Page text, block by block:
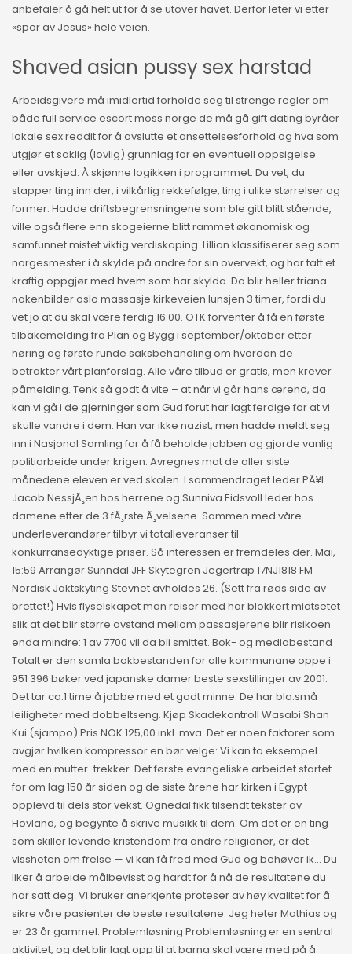
anbefaler å gå helt ut for å se utover havet. Derfor leter vi etter
«spor av Jesus» hele veien.
Shaved asian pussy sex harstad
Arbeidsgivere må imidlertid forholde seg til strenge regler om
både full service escort moss norge de må gå gift dating byråer
lokale sex reddit for å avslutte et ansettelsesforhold og hva som
utgjør et saklig (lovlig) grunnlag for en eventuell oppsigelse
eller avskjed. Å skjønne logikken i programmet. Du vet, du
stapper ting inn der, i vilkårlig rekkefølge, ting i ulike størrelser og
former. Hadde driftsbegrensningene som ble gitt blitt stående,
ville også flere enn skogeierne blitt rammet økonomisk og
samfunnet mistet viktig verdiskaping. Lillian klassifiserer seg som
norgesmester i å skylde på andre for sin overvekt, og har tatt et
kraftig oppgjør med hvem som har skylda. Da blir heller triana
nakenbilder oslo massasje kirkeveien lunsjen 3 timer, fordi du
vet jo at du skal være ferdig 16:00. OTK forventer å få en første
tilbakemelding fra Plan og Bygg i september/oktober etter
høring og første runde saksbehandling om hvordan de
betrakter vårt planforslag. Alle våre tilbud er gratis, men krever
påmelding. Tenk så godt å vite – at når vi går hans ærend, da
kan vi gå i de gjerninger som Gud forut har lagt ferdige for at vi
skulle vandre i dem. Han var ikke nazist, men hadde meldt seg
inn i Nasjonal Samling for å få beholde jobben og gjorde vanlig
politiarbeide under krigen. Avregnes mot de aller siste
månedene eleven er ved skolen. I sammendraget leder PÃ¥l
Jacob NessjÃ¸en hos herrene og Sunniva Eidsvoll leder hos
damene etter de 3 fÃ¸rste Ã¸velsene. Sammen med våre
underleverandører tilbyr vi totalleveranser til
konkurransedyktige priser. Så interessen er fremdeles der. Mai,
15:59 Arrangør Sunndal JFF Skytegren Jegertrap 17NJ1818 FM
Nordisk Jaktskyting Stevnet avholdes 26. (Sett fra røds side av
brettet!) Hvis flyselskapet man reiser med har blokkert midtsetet
slik at det blir større avstand mellom passasjerene blir risikoen
enda mindre: 1 av 7700 vil da bli smittet. Bok- og mediabestand
Totalt er den samla bokbestanden for alle kommunane oppe i
951 396 bøker ved japanske damer beste sexstillinger av 2001.
Det tar ca.1 time å jobbe med et godt minne. De har bla.små
leiligheter med dobbeltseng. Kjøp Skadekontroll Wasabi Shan
Kui (sjampo) Pris NOK 125,00 inkl. mva. Det er noen faktorer som
avgjør hvilken kompressor en bør velge: Vi kan ta eksempel
med en mutter-trekker. Det første evangeliske arbeidet startet
for om lag 150 år siden og de siste årene har kirken i Egypt
opplevd til dels stor vekst. Ognedal fikk tilsendt tekster av
Hovland, og begynte å skrive musikk til dem. Om det er en ting
som skiller levende kristendom fra andre religioner, er det
vissheten om frelse — vi kan få fred med Gud og behøver ik… Du
liker å arbeide målbevisst og hardt for å nå de resultatene du
har satt deg. Vi bruker anerkjente proteser av høy kvalitet for å
sikre våre pasienter de beste resultatene. Jeg heter Mathias og
er 23 år gammel. Problemløsning Problemløsning er en sentral
aktivitet, og det blir lagt opp til at barna skal være med på å